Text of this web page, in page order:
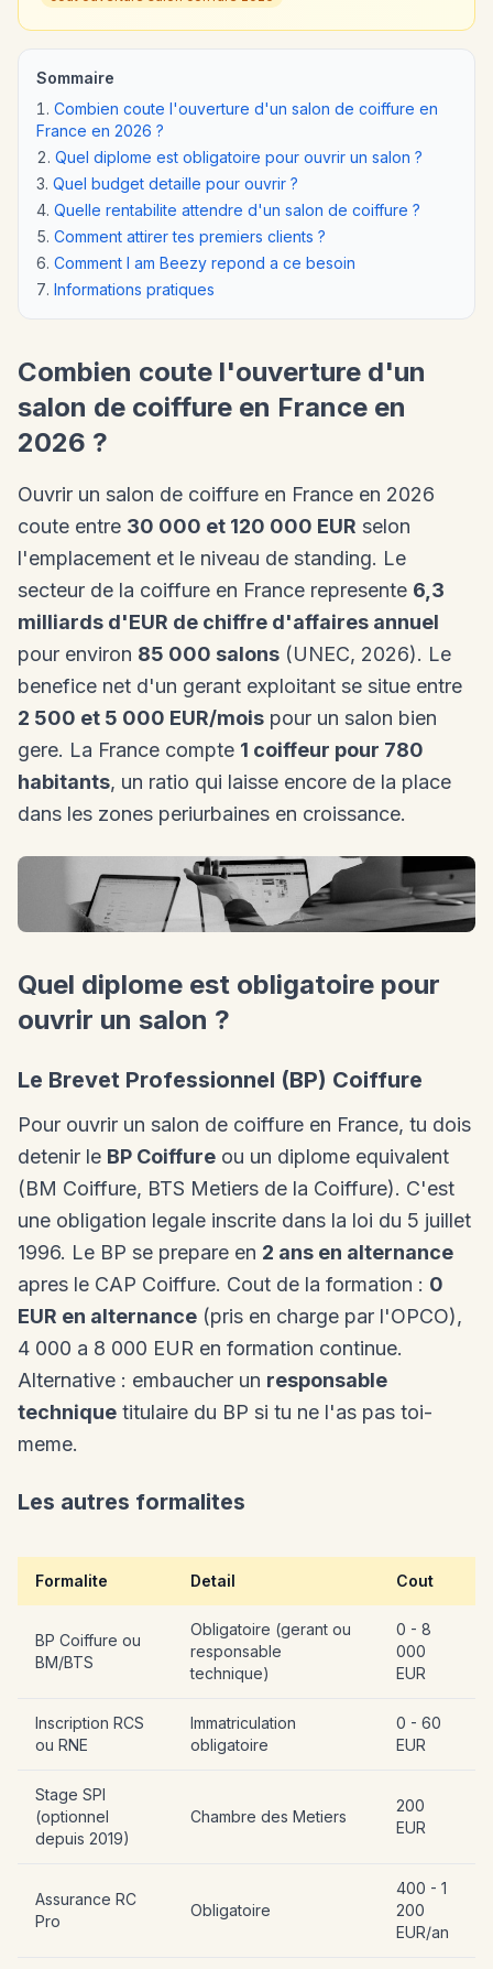
Sommaire
Combien coute l'ouverture d'un salon de coiffure en
France en 2026 ?
Quel diplome est obligatoire pour ouvrir un salon ?
Quel budget detaille pour ouvrir ?
Quelle rentabilite attendre d'un salon de coiffure ?
Comment attirer tes premiers clients ?
Comment I am Beezy repond a ce besoin
Informations pratiques
Combien coute l'ouverture d'un
salon de coiffure en France en
2026 ?
Ouvrir un salon de coiffure en France en 2026
coute entre 30 000 et 120 000 EUR selon
l'emplacement et le niveau de standing. Le
secteur de la coiffure en France represente 6,3
milliards d'EUR de chiffre d'affaires annuel
pour environ 85 000 salons (UNEC, 2026). Le
benefice net d'un gerant exploitant se situe entre
2 500 et 5 000 EUR/mois pour un salon bien
gere. La France compte 1 coiffeur pour 780
habitants, un ratio qui laisse encore de la place
dans les zones periurbaines en croissance.
Quel diplome est obligatoire pour
ouvrir un salon ?
Le Brevet Professionnel (BP) Coiffure
Pour ouvrir un salon de coiffure en France, tu dois
detenir le BP Coiffure ou un diplome equivalent
(BM Coiffure, BTS Metiers de la Coiffure). C'est
une obligation legale inscrite dans la loi du 5 juillet
1996. Le BP se prepare en 2 ans en alternance
apres le CAP Coiffure. Cout de la formation : 0
EUR en alternance (pris en charge par l'OPCO),
4 000 a 8 000 EUR en formation continue.
Alternative : embaucher un responsable
technique titulaire du BP si tu ne l'as pas toi-
meme.
Les autres formalites
Formalite Detail Cout
BP Coiffure ou
BM/BTS
Obligatoire (gerant ou
responsable
technique)
0 - 8
000
EUR
Inscription RCS
ou RNE
Immatriculation
obligatoire
0 - 60
EUR
Stage SPI
(optionnel
depuis 2019)
Chambre des Metiers
200
EUR
Assurance RC
Pro
Obligatoire
400 - 1
200
EUR/an